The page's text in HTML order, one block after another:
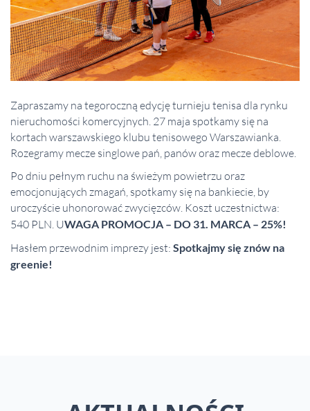
Zapraszamy na tegoroczną edycję turnieju tenisa dla rynku
nieruchomości komercyjnych. 27 maja spotkamy się na
kortach warszawskiego klubu tenisowego Warszawianka.
Rozegramy mecze singlowe pań, panów oraz mecze deblowe.
Po dniu pełnym ruchu na świeżym powietrzu oraz
emocjonujących zmagań, spotkamy się na bankiecie, by
uroczyście uhonorować zwycięzców. Koszt uczestnictwa:
540 PLN. UWAGA PROMOCJA – DO 31. MARCA – 25%!
Hasłem przewodnim imprezy jest: Spotkajmy się znów na
greenie!